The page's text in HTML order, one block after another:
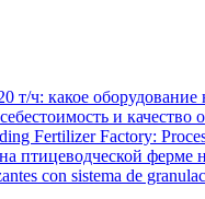
т/ч: какое оборудование
и качество
Fertilizer Factory:
птицеводческой ферме
con sistema de